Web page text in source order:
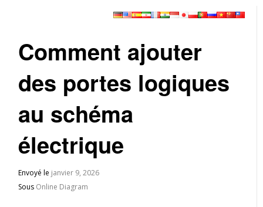
Comment ajouter
des portes logiques
au schéma
électrique
Envoyé le janvier 9, 2026
Sous Online Diagram